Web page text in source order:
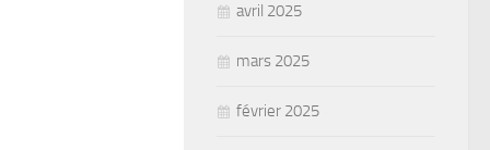
avril 2025
mars 2025
février 2025